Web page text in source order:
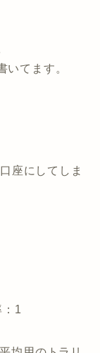
いてます。
座にしてしま
1